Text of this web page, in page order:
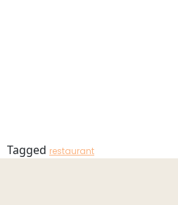
Tagged restaurant